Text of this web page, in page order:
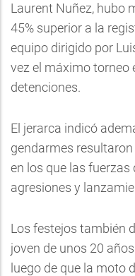
Laurent Nuñez, hubo
45% superior a la
equipo dirigido por
vez el máximo torneo
detenciones.
El jerarca indicó
gendarmes
en los que las
agresiones y
Los festejos también
joven de unos 20
luego de que la moto